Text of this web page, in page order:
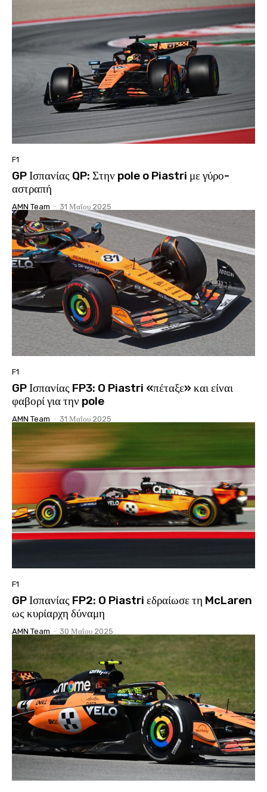
F1
GP Ισπανίας QP: Στην pole o Piastri με γύρο-
αστραπή
AMN Team - 31 Μαΐου 2025
F1
GP Ισπανίας FP3: O Piastri «πέταξε» και είναι
φαβορί για την pole
AMN Team - 31 Μαΐου 2025
F1
GP Ισπανίας FP2: O Piastri εδραίωσε τη McLaren
ως κυρίαρχη δύναμη
AMN Team - 30 Μαΐου 2025